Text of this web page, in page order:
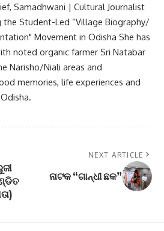
Samadhwani | Cultural Journalist
Student-Led “Village Biography/
Movement in Odisha She has
noted organic farmer Sri Natabar
Narisho/Niali areas and
memories, life experiences and
NEXT ARTICLE
ନାଟକ “ଗାନ୍ଧୀ ଛକ”